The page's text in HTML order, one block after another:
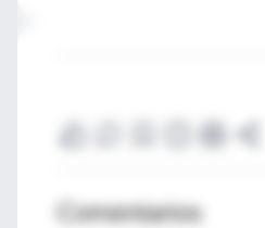
Comentarios